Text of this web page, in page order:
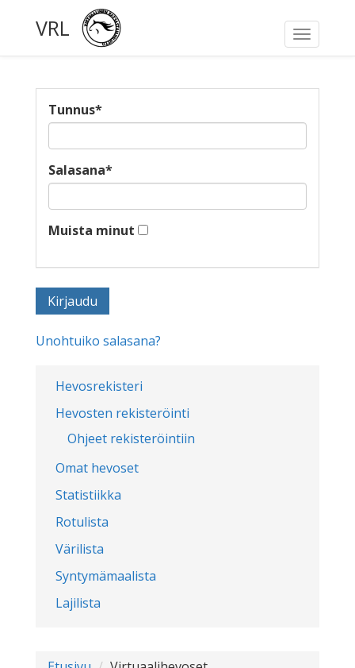
Toggle
VRL
Hevosrekisteri
Hevosten rekisteröinti
Ohjeet rekisteröintiin
Omat hevoset
Statistiikka
Rotulista
Värilista
Syntymämaalista
Lajilista
Tunnus*
Salasana*
Muista minut
Unohtuiko salasana?